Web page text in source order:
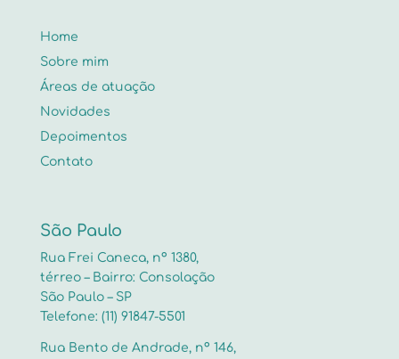
Home
Sobre mim
Áreas de atuação
Novidades
Depoimentos
Contato
São Paulo
Rua Frei Caneca, nº 1380,
térreo – Bairro: Consolação
São Paulo – SP
Telefone: (11) 91847-5501
Rua Bento de Andrade, nº 146,